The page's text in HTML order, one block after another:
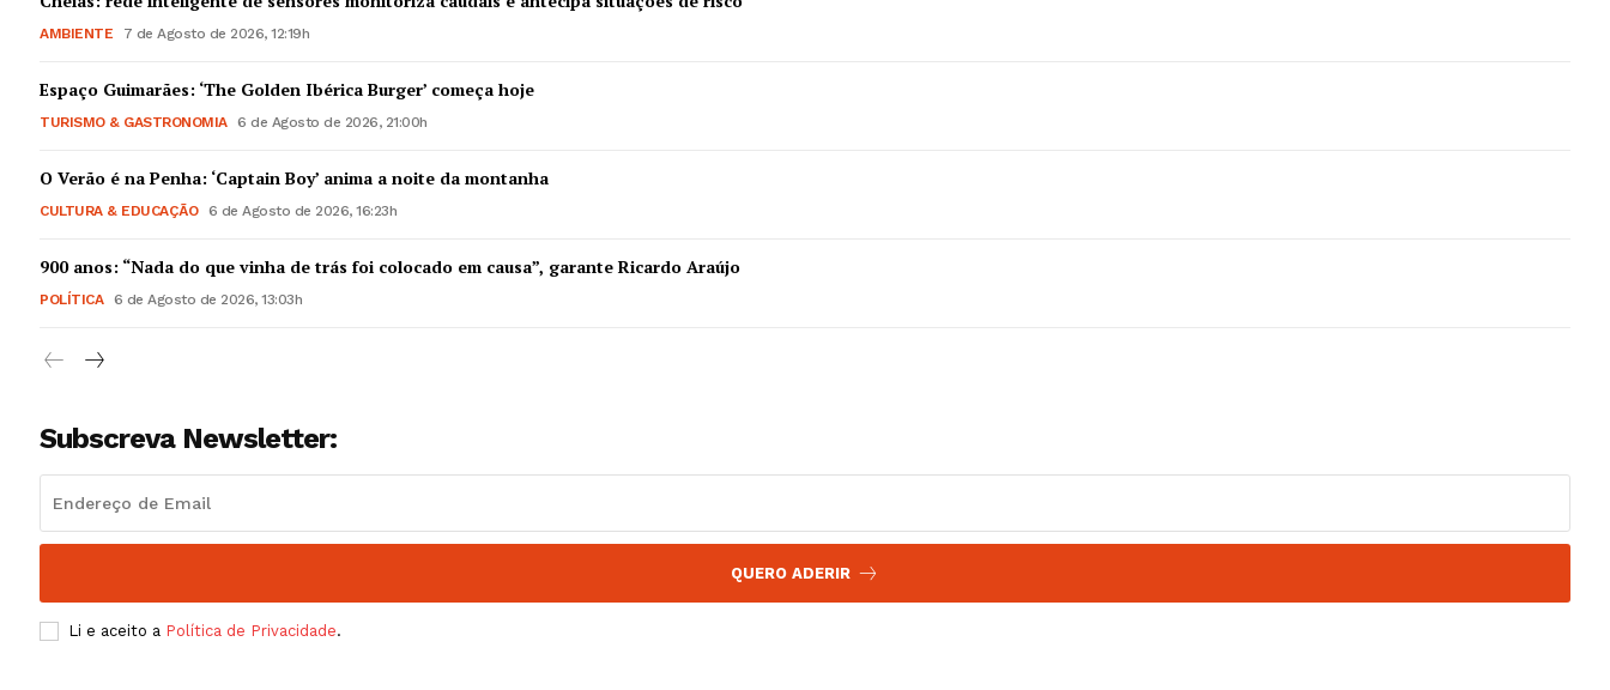
Guimarães, agora!
AMBIENTE 7 de Agosto de 2026, 12:19h
Espaço Guimarães: ‘The Golden Ibérica Burger’ começa hoje
TURISMO & GASTRONOMIA 6 de Agosto de 2026, 21:00h
O Verão é na Penha: ‘Captain Boy’ anima a noite da montanha
CULTURA & EDUCAÇÃO 6 de Agosto de 2026, 16:23h
900 anos: “Nada do que vinha de trás foi colocado em causa”, garante Ricardo Araújo
POLÍTICA 6 de Agosto de 2026, 13:03h
Subscreva Newsletter:
QUERO ADERIR
Li e aceito a Política de Privacidade.